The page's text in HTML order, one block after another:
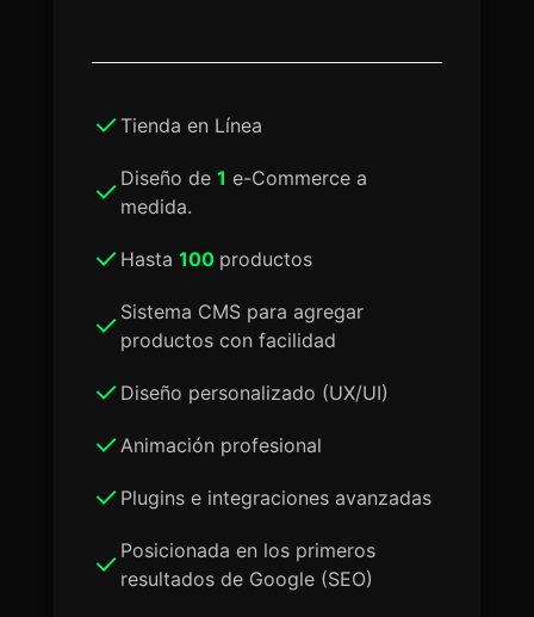
Tienda en Línea
Diseño de 1 e-Commerce a
medida.
Hasta 100 productos
Sistema CMS para agregar
productos con facilidad
Diseño personalizado (UX/UI)
Animación profesional
Plugins e integraciones avanzadas
Posicionada en los primeros
resultados de Google (SEO)